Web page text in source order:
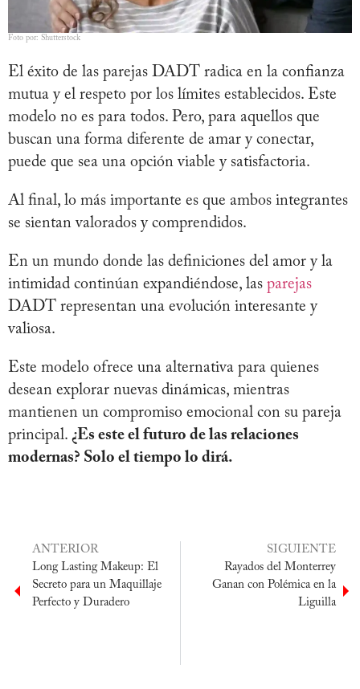
Foto por: Shutterstock
El éxito de las parejas DADT radica en la confianza
mutua y el respeto por los límites establecidos. Este
modelo no es para todos. Pero, para aquellos que
buscan una forma diferente de amar y conectar,
puede que sea una opción viable y satisfactoria.
Al final, lo más importante es que ambos integrantes
se sientan valorados y comprendidos.
En un mundo donde las definiciones del amor y la
intimidad continúan expandiéndose, las parejas
DADT representan una evolución interesante y
valiosa.
Este modelo ofrece una alternativa para quienes
desean explorar nuevas dinámicas, mientras
mantienen un compromiso emocional con su pareja
principal. ¿Es este el futuro de las relaciones
modernas? Solo el tiempo lo dirá.
ANTERIOR
Long Lasting Makeup: El
Secreto para un Maquillaje
Perfecto y Duradero
SIGUIENTE
Rayados del Monterrey
Ganan con Polémica en la
Liguilla